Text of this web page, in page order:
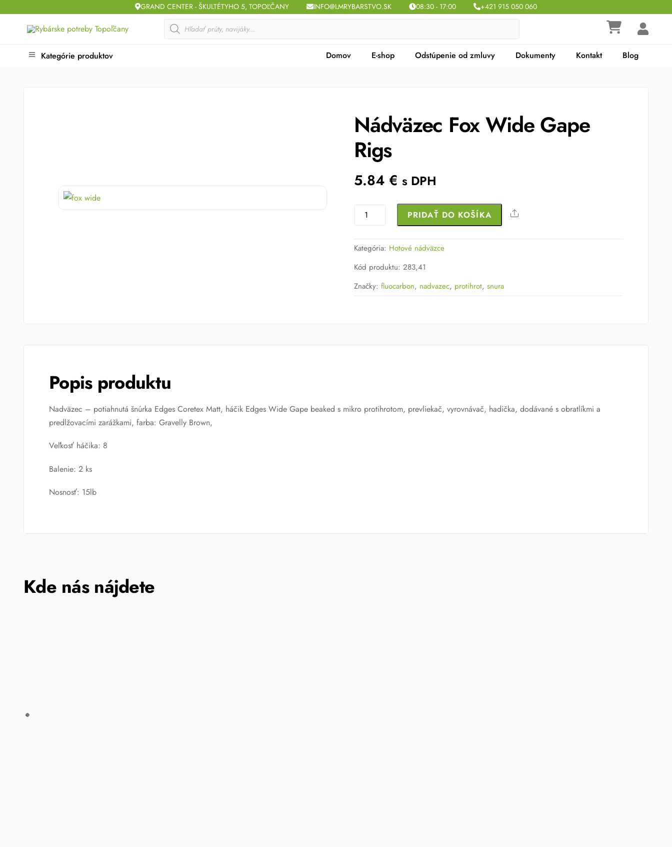
GRAND CENTER - ŠKULTÉTYHO 5, TOPOĽČANY INFO@LMRYBARSTVO.SK 08:30 - 17:00 +421 915 050 060
Products
search
Kategórie produktov Domov E-shop Odstúpenie od zmluvy Dokumenty Kontakt Blog
Nádväzec Fox Wide Gape
Rigs
5.84 € s DPH
množstvo
Wide
Gape
PRIDAŤ DO KOŠÍKA Share
Kategória: Hotové nádväzce
Kód produktu:283,41
Značky:fluocarbon, nadvazec, protihrot,snura
Popis produktu
Nadväzec – potiahnutá šnúrka Edges Coretex Matt, háčik Edges Wide Gape beaked s mikro protihrotom, prevliekač, vyrovnávač, hadička, dodávané s obratlíkmi a
predlžovacími zarážkami, farba: Gravelly Brown,
Veľkosť háčika: 8
Balenie: 2 ks
Nosnosť: 15lb
Kde nás nájdete